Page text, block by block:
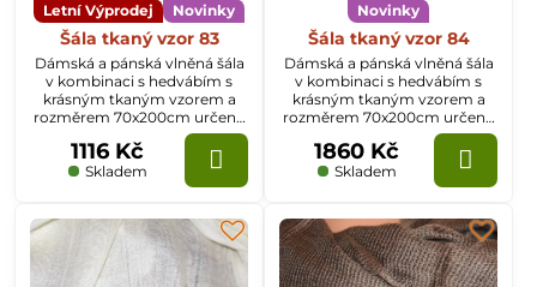
Letní Výprodej Novinky
Šála tkaný vzor 83
Dámská a pánská vlněná šála
v kombinaci s hedvábím s
krásným tkaným vzorem a
rozměrem 70x200cm určená
k celoročnímu nošení.
Skladem
1116 Kč
Novinky
Šála tkaný vzor 84
Dámská a pánská vlněná šála
v kombinaci s hedvábím s
krásným tkaným vzorem a
rozměrem 70x200cm určená
k celoročnímu nošení.
Skladem
1860 Kč